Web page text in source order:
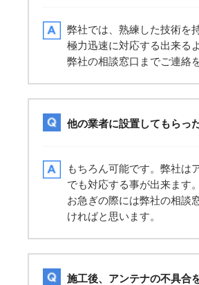
弊社では、熟練した技術を
極力迅速に対応する出来る
弊社の相談窓口までご連絡
他の業者に設置してもらっ
もちろん可能です。弊社は
でも対応する事が出来ます。
お急ぎの際には弊社の相談
ければと思います。
施工後、アンテナの不具合